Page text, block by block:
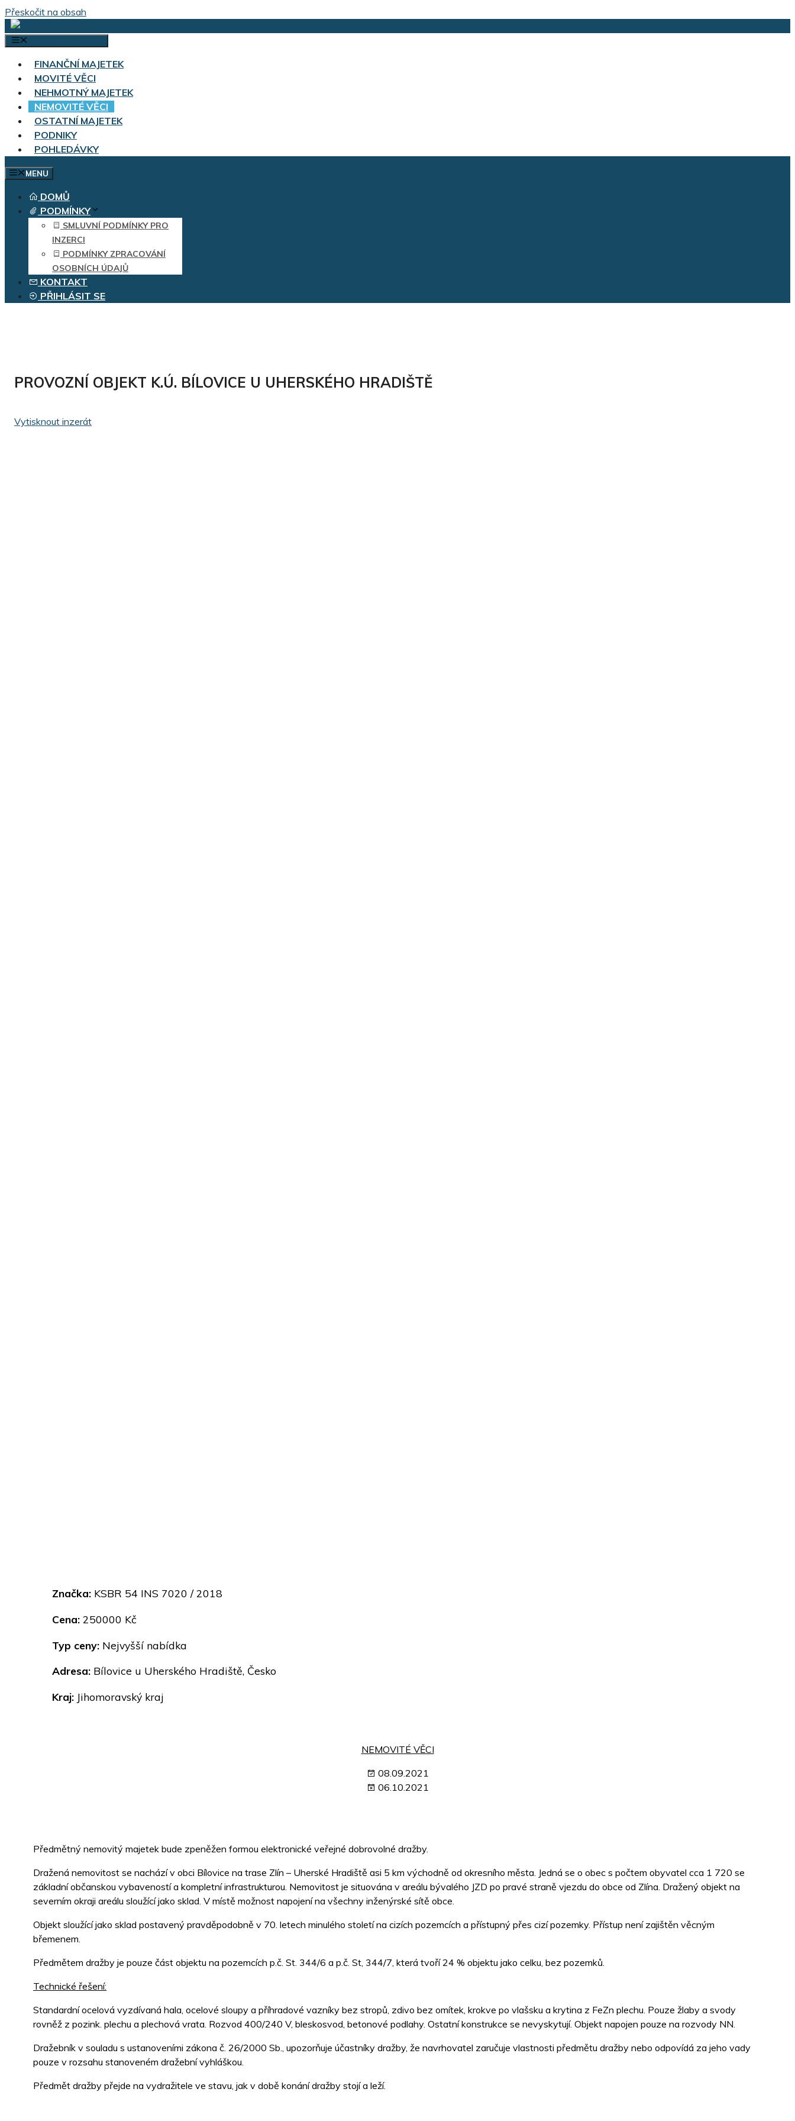
Přeskočit na obsah
FINANČNÍ MAJETEK
MOVITÉ VĚCI
NEHMOTNÝ MAJETEK
NEMOVITÉ VĚCI
OSTATNÍ MAJETEK
PODNIKY
POHLEDÁVKY
MENU
DOMŮ
PODMÍNKY
SMLUVNÍ PODMÍNKY PRO
INZERCI
PODMÍNKY ZPRACOVÁNÍ
OSOBNÍCH ÚDAJŮ
KONTAKT
PŘIHLÁSIT SE
PROVOZNÍ OBJEKT K.Ú. BÍLOVICE U UHERSKÉHO HRADIŠTĚ
Vytisknout inzerát
Značka: KSBR 54 INS 7020 / 2018
Cena: 250000 Kč
Typ ceny: Nejvyšší nabídka
Adresa: Bílovice u Uherského Hradiště, Česko
Kraj: Jihomoravský kraj
NEMOVITÉ VĚCI
08.09.2021
06.10.2021
Předmětný nemovitý majetek bude zpeněžen formou elektronické veřejné dobrovolné dražby.
Dražená nemovitost se nachází v obci Bílovice na trase Zlín – Uherské Hradiště asi 5 km východně od okresního města. Jedná se o obec s počtem obyvatel cca 1 720 se
základní občanskou vybaveností a kompletní infrastrukturou. Nemovitost je situována v areálu bývalého JZD po pravé straně vjezdu do obce od Zlína. Dražený objekt na
severním okraji areálu sloužící jako sklad. V místě možnost napojení na všechny inženýrské sítě obce.
Objekt sloužící jako sklad postavený pravděpodobně v 70. letech minulého století na cizích pozemcích a přístupný přes cizí pozemky. Přístup není zajištěn věcným
břemenem.
Předmětem dražby je pouze část objektu na pozemcích p.č. St. 344/6 a p.č. St, 344/7, která tvoří 24 % objektu jako celku, bez pozemků.
Technické řešení:
Standardní ocelová vyzdívaná hala, ocelové sloupy a příhradové vazníky bez stropů, zdivo bez omítek, krokve po vlašsku a krytina z FeZn plechu. Pouze žlaby a svody
rovněž z pozink. plechu a plechová vrata. Rozvod 400/240 V, bleskosvod, betonové podlahy. Ostatní konstrukce se nevyskytují. Objekt napojen pouze na rozvody NN.
Dražebník v souladu s ustanoveními zákona č. 26/2000 Sb., upozorňuje účastníky dražby, že navrhovatel zaručuje vlastnosti předmětu dražby nebo odpovídá za jeho vady
pouze v rozsahu stanoveném dražební vyhláškou.
Předmět dražby přejde na vydražitele ve stavu, jak v době konání dražby stojí a leží.